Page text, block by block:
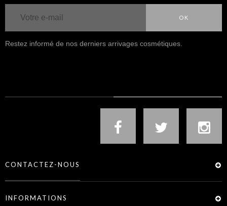
OK
Restez informé de nos derniers arrivages cosmétiques.
CONTACTEZ-NOUS
INFORMATIONS